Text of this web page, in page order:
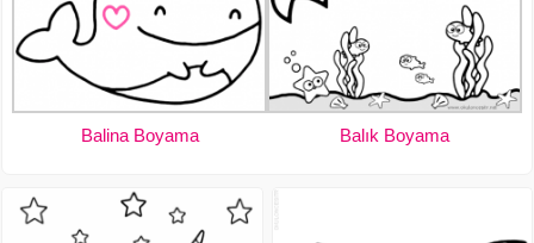
Balina Boyama Balık Boyama